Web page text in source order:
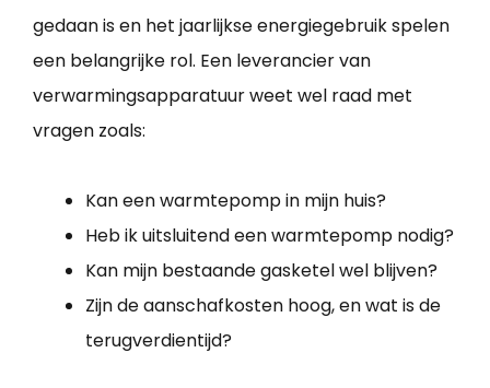
gedaan is en het jaarlijkse energiegebruik spelen
een belangrijke rol. Een leverancier van
verwarmingsapparatuur weet wel raad met
vragen zoals:
Kan een warmtepomp in mijn huis?
Heb ik uitsluitend een warmtepomp nodig?
Kan mijn bestaande gasketel wel blijven?
Zijn de aanschafkosten hoog, en wat is de
terugverdientijd?